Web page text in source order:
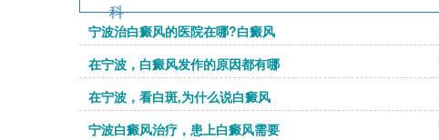
科
识
宁波治白癜风的医院在哪?白癜风
在宁波，白癜风发作的原因都有哪
在宁波，看白斑,为什么说白癜风
宁波白癜风治疗，患上白癜风需要